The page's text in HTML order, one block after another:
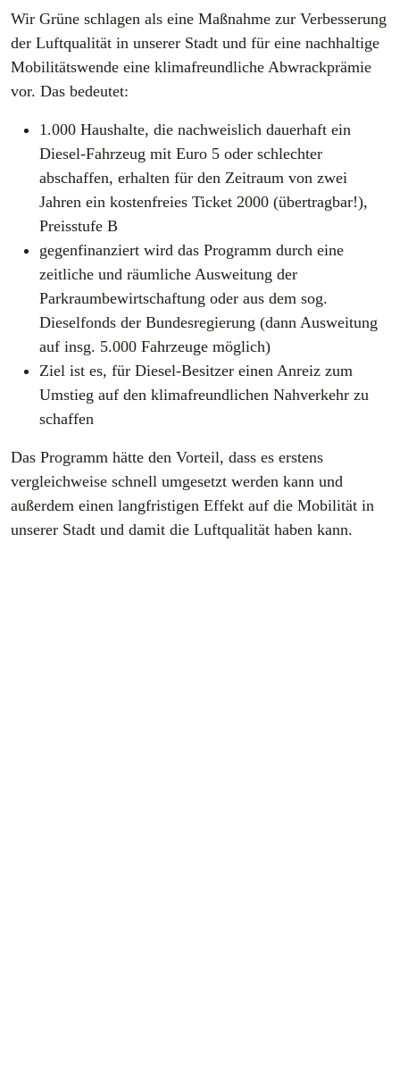
Wir Grüne schlagen als eine Maßnahme zur Verbesserung
der Luftqualität in unserer Stadt und für eine nachhaltige
Mobilitätswende eine klimafreundliche Abwrackprämie
vor. Das bedeutet:
1.000 Haushalte, die nachweislich dauerhaft ein
Diesel-Fahrzeug mit Euro 5 oder schlechter
abschaffen, erhalten für den Zeitraum von zwei
Jahren ein kostenfreies Ticket 2000 (übertragbar!),
Preisstufe B
gegenfinanziert wird das Programm durch eine
zeitliche und räumliche Ausweitung der
Parkraumbewirtschaftung oder aus dem sog.
Dieselfonds der Bundesregierung (dann Ausweitung
auf insg. 5.000 Fahrzeuge möglich)
Ziel ist es, für Diesel-Besitzer einen Anreiz zum
Umstieg auf den klimafreundlichen Nahverkehr zu
schaffen
Das Programm hätte den Vorteil, dass es erstens
vergleichweise schnell umgesetzt werden kann und
außerdem einen langfristigen Effekt auf die Mobilität in
unserer Stadt und damit die Luftqualität haben kann.